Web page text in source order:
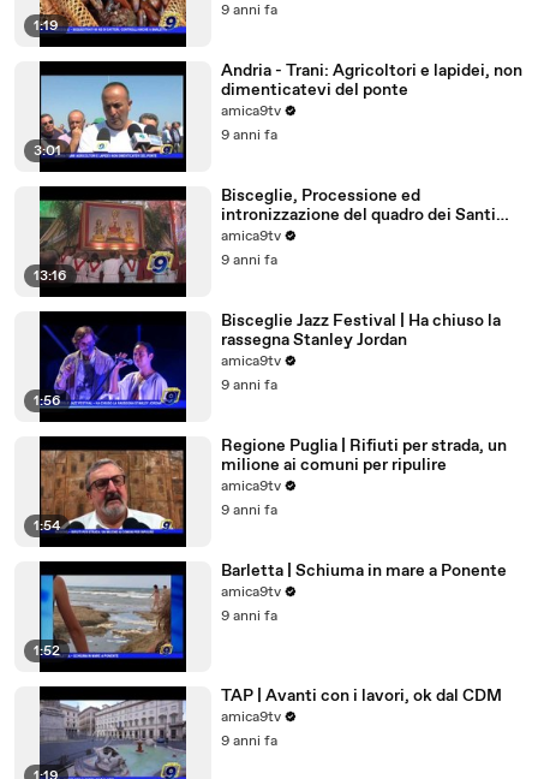
1:19
9 anni fa
3:01
Andria - Trani: Agricoltori e lapidei, non
dimenticatevi del ponte
amica9tv
9 anni fa
13:16
Bisceglie, Processione ed
intronizzazione del quadro dei Santi
Martiri
amica9tv
9 anni fa
1:56
Bisceglie Jazz Festival | Ha chiuso la
rassegna Stanley Jordan
amica9tv
9 anni fa
1:54
Regione Puglia | Rifiuti per strada, un
milione ai comuni per ripulire
amica9tv
9 anni fa
1:52
Barletta | Schiuma in mare a Ponente
amica9tv
9 anni fa
TAP | Avanti con i lavori, ok dal CDM
amica9tv
9 anni fa